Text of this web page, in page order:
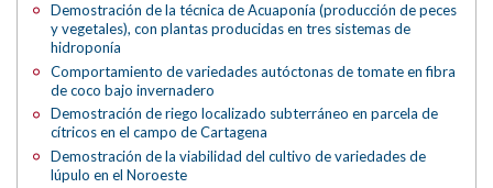
Demostración de la técnica de Acuaponía (producción de peces
y vegetales), con plantas producidas en tres sistemas de
hidroponía
Comportamiento de variedades autóctonas de tomate en fibra
de coco bajo invernadero
Demostración de riego localizado subterráneo en parcela de
cítricos en el campo de Cartagena
Demostración de la viabilidad del cultivo de variedades de
lúpulo en el Noroeste